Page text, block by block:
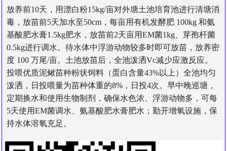
放养前10天，用漂白粉15kg/亩对外塘土池培育池进行清塘消
毒，放苗前5天加水至50cm，每亩用有机发酵肥 100kg 和氨
基酸肥水膏1.5kg肥水，放苗前2天亩用EM菌1kg、芽孢杆菌
0.5kg进行调水。待水体中浮游动物较多时即可放苗，放养密
度 100 万尾/亩。土池放苗后，全池泼洒Vc减少应激反应。
投喂优质泥鳅苗种粉状饲料（蛋白含量43%以上）全池均匀
泼洒，日投喂量为苗种体重的8%，日投4次。早中晚巡塘，
定期换水和使用生物制剂，确保水色浓、浮游动物多，可每
5天使用EM菌调水、氨基酸肥水膏肥水；勤开增氧设施，保
持水体溶氧充足。